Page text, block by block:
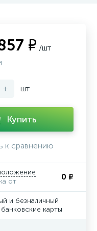
₽ /шт
+ шт
Купить
к сравнению
от
0 ₽
и безналичный
банковские карты